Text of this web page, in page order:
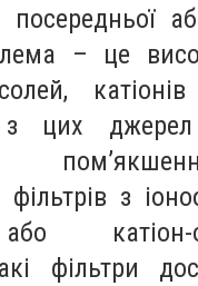
посередньої
– це
катіонів
цих джерел
з
катіон-
фільтри